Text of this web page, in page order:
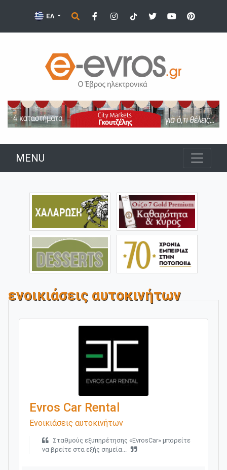
ΕΛ
MENU
ενοικιάσεις αυτοκινήτων
Evros Car Rental
Ενοικιάσεις αυτοκινήτων
Σταθμούς εξυπηρέτησης «EvrosCar» μπορείτε
να βρείτε στα εξής σημεία...